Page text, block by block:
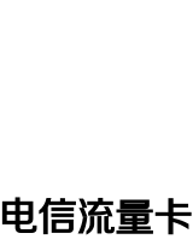
电信流量